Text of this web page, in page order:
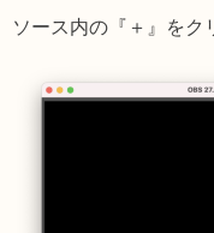
ソース内の『＋』をク